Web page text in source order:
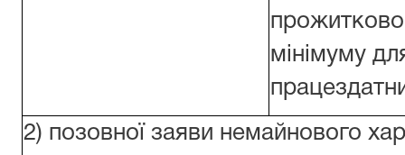
мінімуму
2) позовної заяви немайнового